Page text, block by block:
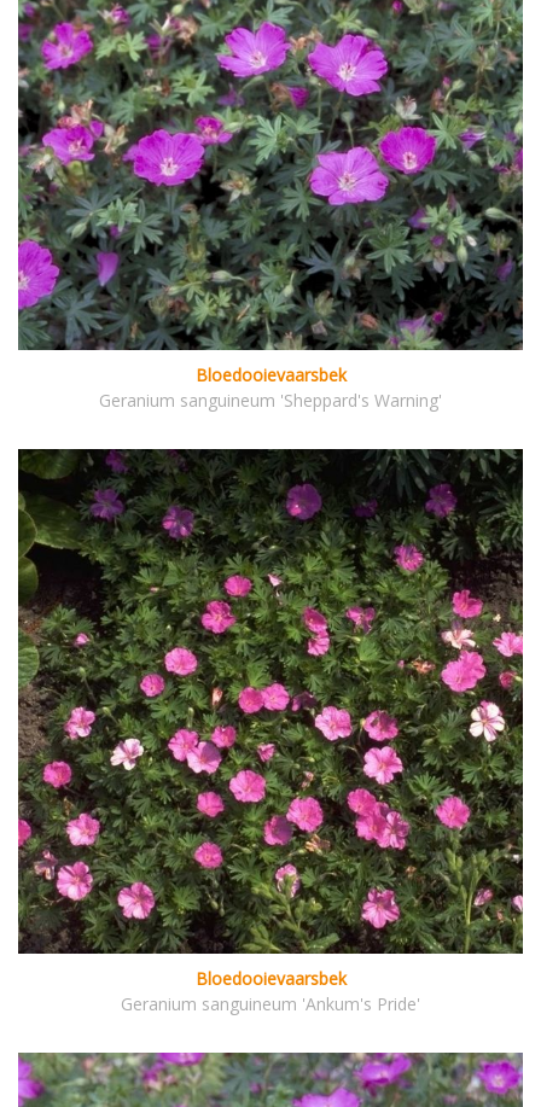
Bloedooievaarsbek
Geranium sanguineum 'Sheppard's Warning'
Bloedooievaarsbek
Geranium sanguineum 'Ankum's Pride'